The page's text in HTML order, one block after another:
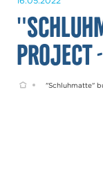
project
Home"Schluhmatte"